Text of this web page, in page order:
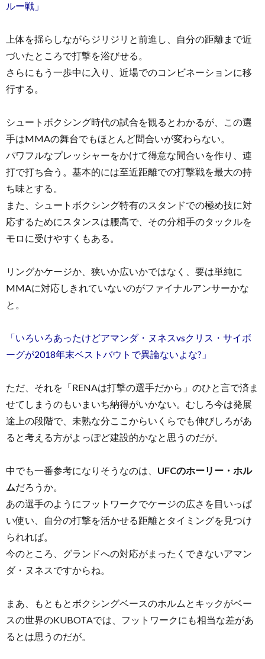
ルー戦」
上体を揺らしながらジリジリと前進し、自分の距離まで近
づいたところで打撃を浴びせる。
さらにもう一歩中に入り、近場でのコンビネーションに移
行する。
シュートボクシング時代の試合を観るとわかるが、この選
手はMMAの舞台でもほとんど間合いが変わらない。
パワフルなプレッシャーをかけて得意な間合いを作り、連
打で打ち合う。基本的には至近距離での打撃戦を最大の持
ち味とする。
また、シュートボクシング特有のスタンドでの極め技に対
応するためにスタンスは腰高で、その分相手のタックルを
モロに受けやすくもある。
リングかケージか、狭いか広いかではなく、要は単純に
MMAに対応しきれていないのがファイナルアンサーかな
と。
「いろいろあったけどアマンダ・ヌネスvsクリス・サイボ
ーグが2018年末ベストバウトで異論ないよな?」
ただ、それを「RENAは打撃の選手だから」のひと言で済ま
せてしまうのもいまいち納得がいかない。むしろ今は発展
途上の段階で、未熟な分ここからいくらでも伸びしろがあ
ると考える方がよっぽど建設的かなと思うのだが。
中でも一番参考になりそうなのは、 UFCのホーリー・ホル
ムだろうか。
あの選手のようにフットワークでケージの広さを目いっぱ
い使い、自分の打撃を活かせる距離とタイミングを見つけ
られれば。
今のところ、グランドへの対応がまったくできないアマン
ダ・ヌネスですからね。
まあ、もともとボクシングベースのホルムとキックがベー
スの世界のKUBOTAでは、フットワークにも相当な差があ
るとは思うのだが。